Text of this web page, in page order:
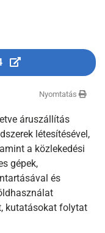
Nyomtatás
áruszállítás
létesítésével,
a közlekedési
gépek,
és
kutatásokat folytat